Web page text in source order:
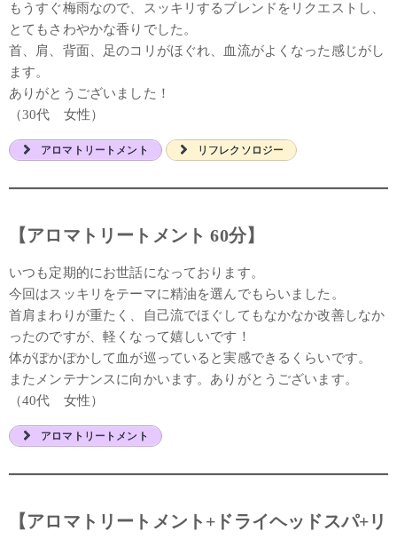
もうすぐ梅雨なので、スッキリするブレンドをリクエストし、
とてもさわやかな香りでした。
首、肩、背面、足のコリがほぐれ、血流がよくなった感じがし
ます。
ありがとうございました！
（30代 女性）
アロマトリートメント リフレクソロジー
【アロマトリートメント 60分】
いつも定期的にお世話になっております。
今回はスッキリをテーマに精油を選んでもらいました。
首肩まわりが重たく、自己流でほぐしてもなかなか改善しなか
ったのですが、軽くなって嬉しいです！
体がぽかぽかして血が巡っていると実感できるくらいです。
またメンテナンスに向かいます。ありがとうございます。
（40代 女性）
アロマトリートメント
【アロマトリートメント+ドライヘッドスパ+リ